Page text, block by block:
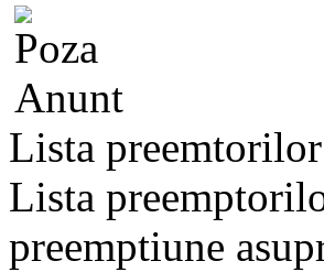
Lista
Lista
preemptiune